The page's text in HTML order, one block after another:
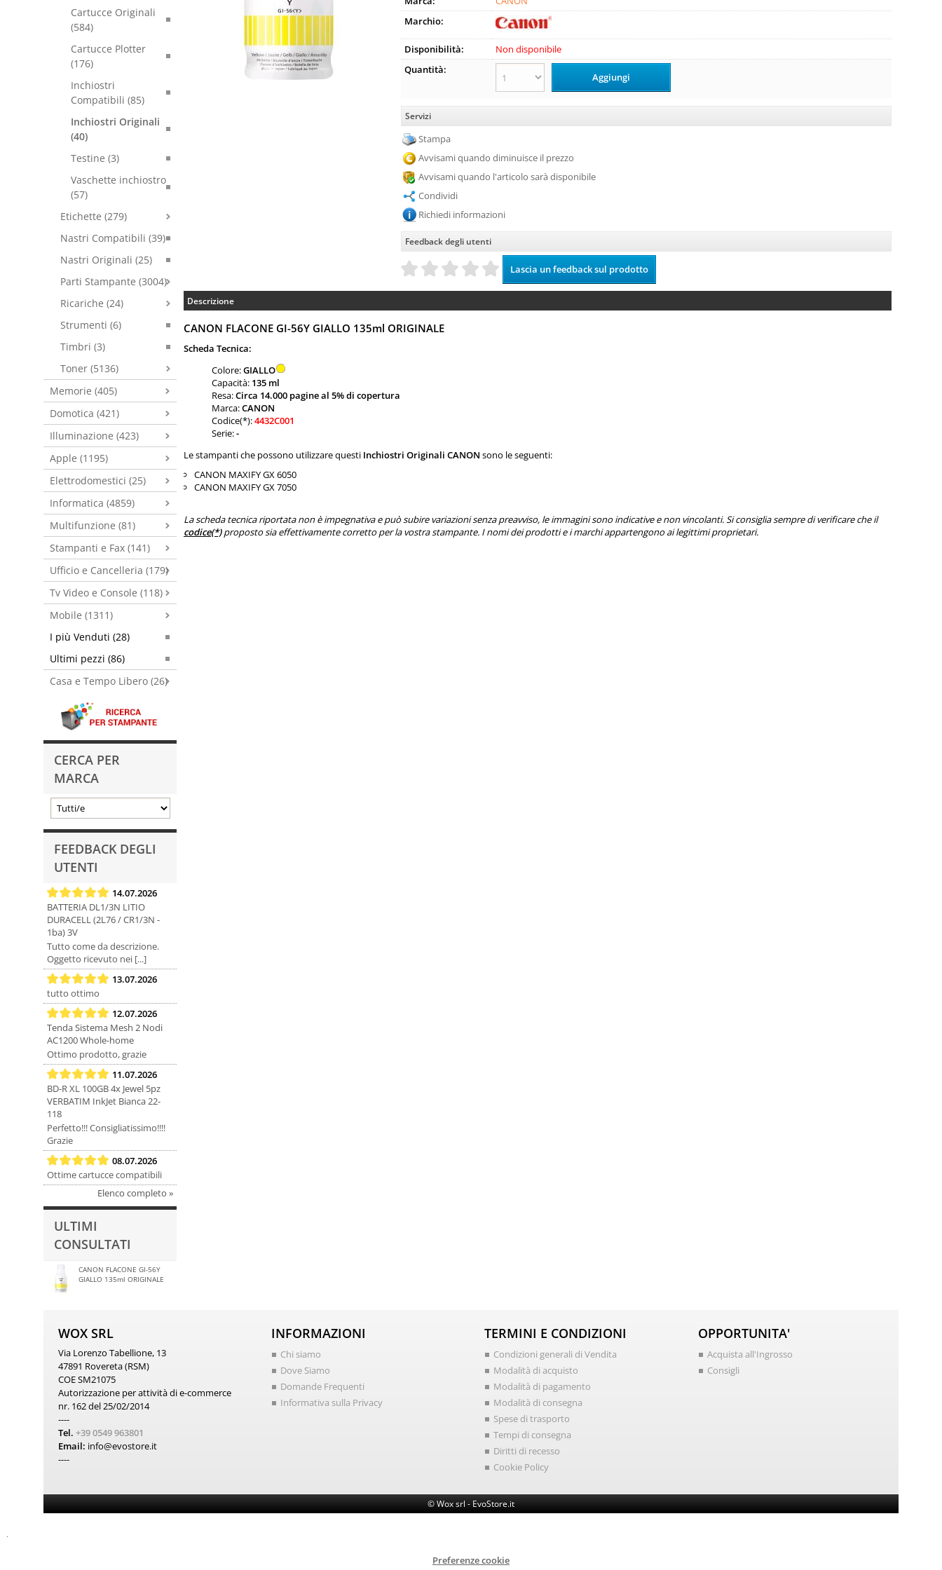
Cartucce Originali
(584)
Cartucce Plotter
(176)
Inchiostri
Compatibili (85)
Inchiostri Originali
(40)
Testine (3)
Vaschette inchiostro
(57)
Etichette (279)
Nastri Compatibili (39)
Nastri Originali (25)
Parti Stampante (3004)
Ricariche (24)
Strumenti (6)
Timbri (3)
Toner (5136)
Memorie (405)
Domotica (421)
Illuminazione (423)
Apple (1195)
Elettrodomestici (25)
Informatica (4859)
Multifunzione (81)
Stampanti e Fax (141)
Ufficio e Cancelleria (179)
Tv Video e Console (118)
Mobile (1311)
I più Venduti (28)
Ultimi pezzi (86)
Casa e Tempo Libero (26)
CERCA PER
MARCA
FEEDBACK DEGLI
UTENTI
14.07.2026
BATTERIA DL1/3N LITIO
DURACELL (2L76 / CR1/3N -
1ba) 3V
Tutto come da descrizione.
Oggetto ricevuto nei [...]
13.07.2026
tutto ottimo
12.07.2026
Tenda Sistema Mesh 2 Nodi
AC1200 Whole-home
Ottimo prodotto, grazie
11.07.2026
BD-R XL 100GB 4x Jewel 5pz
VERBATIM InkJet Bianca 22-
118
Perfetto!!! Consigliatissimo!!!!
Grazie
08.07.2026
Ottime cartucce compatibili
Elenco completo »
ULTIMI
CONSULTATI
CANON FLACONE GI-56Y
GIALLO 135ml ORIGINALE
Marchio:
Disponibilità:
Non disponibile
Quantità:
Servizi
Stampa
Avvisami quando diminuisce il prezzo
Avvisami quando l'articolo sarà disponibile
Condividi
Richiedi informazioni
Feedback degli utenti
Descrizione
CANON FLACONE GI-56Y GIALLO 135ml ORIGINALE
Scheda Tecnica:
Colore:GIALLO
Capacità: 135 ml
Resa:Circa 14.000 pagine al 5% di copertura
Marca:CANON
Codice(*):4432C001
Serie:-
Le stampanti che possono utilizzare questi Inchiostri Originali CANON sono le seguenti:
CANON MAXIFY GX 6050
CANON MAXIFY GX 7050
La scheda tecnica riportata non è impegnativa e può subire variazioni senza preavviso, le immagini sono indicative e non vincolanti. Si consiglia sempre di verificare che il
codice(*)proposto sia effettivamente corretto per la vostra stampante. I nomi dei prodotti e i marchi appartengono ai legittimi proprietari.
WOX SRL
Via Lorenzo Tabellione, 13
47891 Rovereta (RSM)
COE SM21075
Autorizzazione per attività di e-commerce
nr. 162 del 25/02/2014
----
Tel. +39 0549 963801
Email: info@evostore.it
----
INFORMAZIONI
Chi siamo
Dove Siamo
Domande Frequenti
Informativa sulla Privacy
TERMINI E CONDIZIONI
Condizioni generali di Vendita
Modalità di acquisto
Modalità di pagamento
Modalità di consegna
Spese di trasporto
Tempi di consegna
Diritti di recesso
Cookie Policy
OPPORTUNITA'
Acquista all'Ingrosso
Consigli
© Wox srl - EvoStore.it
Preferenze cookie